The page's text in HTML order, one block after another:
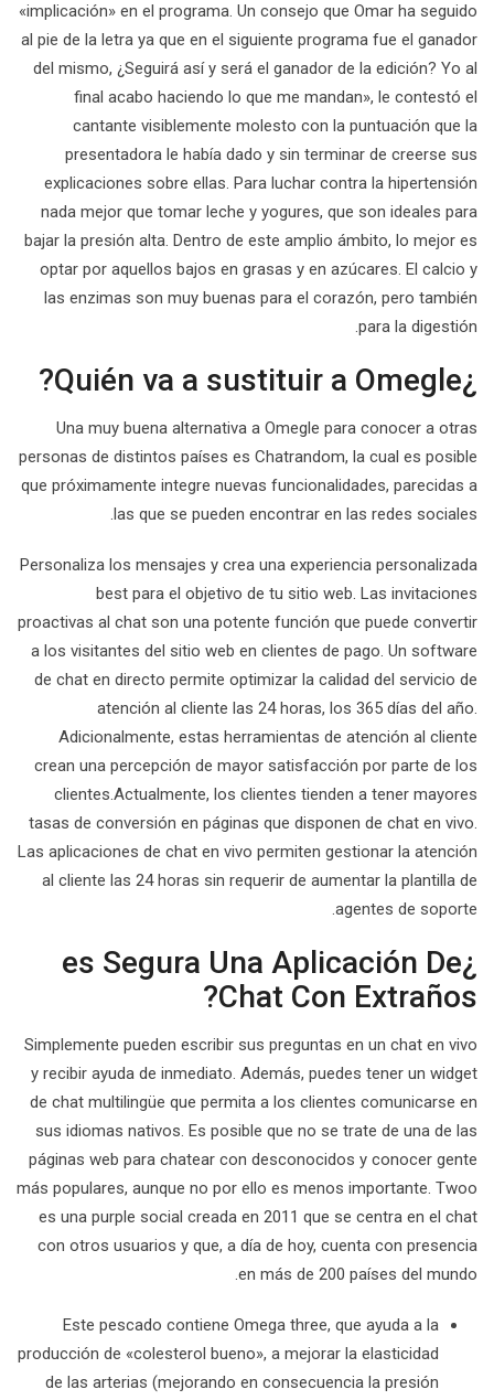
«implicación» en el programa. Un consejo que Omar ha seguido
al pie de la letra ya que en el siguiente programa fue el ganador
del mismo, ¿Seguirá así y será el ganador de la edición? Yo al
final acabo haciendo lo que me mandan», le contestó el
cantante visiblemente molesto con la puntuación que la
presentadora le había dado y sin terminar de creerse sus
explicaciones sobre ellas. Para luchar contra la hipertensión
nada mejor que tomar leche y yogures, que son ideales para
bajar la presión alta. Dentro de este amplio ámbito, lo mejor es
optar por aquellos bajos en grasas y en azúcares. El calcio y
las enzimas son muy buenas para el corazón, pero también
para la digestión.
¿Quién va a sustituir a Omegle?
Una muy buena alternativa a Omegle para conocer a otras
personas de distintos países es Chatrandom, la cual es posible
que próximamente integre nuevas funcionalidades, parecidas a
las que se pueden encontrar en las redes sociales.
Personaliza los mensajes y crea una experiencia personalizada
best para el objetivo de tu sitio web. Las invitaciones
proactivas al chat son una potente función que puede convertir
a los visitantes del sitio web en clientes de pago. Un software
de chat en directo permite optimizar la calidad del servicio de
atención al cliente las 24 horas, los 365 días del año.
Adicionalmente, estas herramientas de atención al cliente
crean una percepción de mayor satisfacción por parte de los
clientes.Actualmente, los clientes tienden a tener mayores
tasas de conversión en páginas que disponen de chat en vivo.
Las aplicaciones de chat en vivo permiten gestionar la atención
al cliente las 24 horas sin requerir de aumentar la plantilla de
agentes de soporte.
¿es Segura Una Aplicación De
Chat Con Extraños?
Simplemente pueden escribir sus preguntas en un chat en vivo
y recibir ayuda de inmediato. Además, puedes tener un widget
de chat multilingüe que permita a los clientes comunicarse en
sus idiomas nativos. Es posible que no se trate de una de las
páginas web para chatear con desconocidos y conocer gente
más populares, aunque no por ello es menos importante. Twoo
es una purple social creada en 2011 que se centra en el chat
con otros usuarios y que, a día de hoy, cuenta con presencia
en más de 200 países del mundo.
Este pescado contiene Omega three, que ayuda a la
producción de «colesterol bueno», a mejorar la elasticidad
de las arterias (mejorando en consecuencia la presión